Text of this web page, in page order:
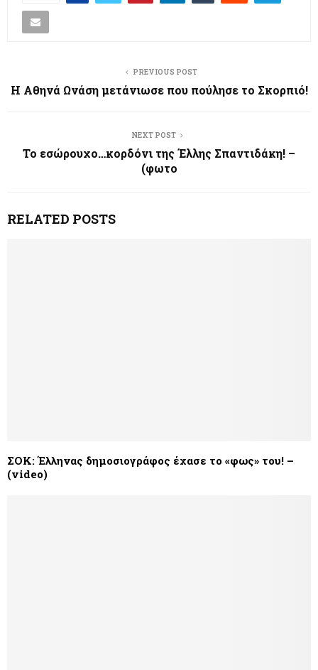
PREVIOUS POST
Η Αθηνά Ωνάση μετάνιωσε που πούλησε το Σκορπιό!
NEXT POST
Το εσώρουχο…κορδόνι της Έλλης Σπαντιδάκη! –
(φωτο
RELATED POSTS
ΣΟΚ: Έλληνας δημοσιογράφος έχασε το «φως» του! –
(video)